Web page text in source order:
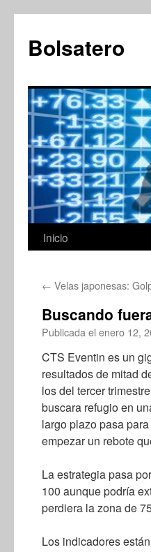
contenido
Bolsatero
Inicio
← Velas japonesas:
Buscando
Publicada el enero 12,
CTS Eventin es un
resultados de mitad
los del tercer
buscara refugio en
largo plazo pasa
empezar un rebote
La estrategia pasa
100 aunque podría
perdiera la zona de
Los indicadores